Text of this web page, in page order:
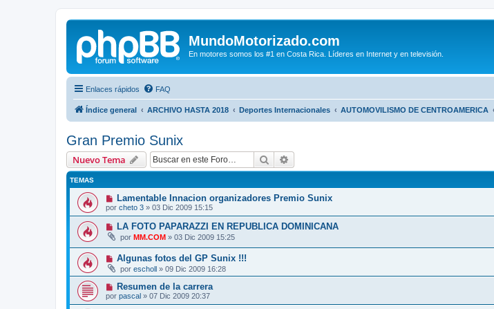
MundoMotorizado.com
En motores somos los #1 en Costa Rica. Líderes en Internet y en televisión.
Enlaces rápidos FAQ
Índice general ARCHIVO HASTA 2018 Deportes Internacionales AUTOMOVILISMO DE CENTROAMERICA
Gran Premio Sunix
Nuevo Tema Buscar
TEMAS
Lamentable Innacion organizadores Premio Sunix
por cheto 3 » 03 Dic 2009 15:15
LA FOTO PAPARAZZI EN REPUBLICA DOMINICANA
por MM.COM » 03 Dic 2009 15:25
Algunas fotos del GP Sunix !!!
por escholl » 09 Dic 2009 16:28
Resumen de la carrera
por pascal » 07 Dic 2009 20:37